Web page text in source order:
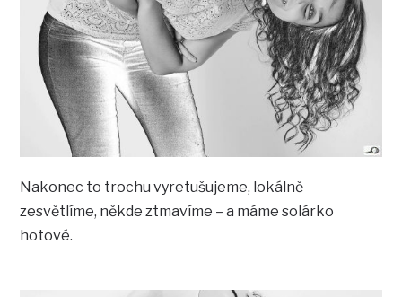
Nakonec to trochu vyretušujeme, lokálně
zesvětlíme, někde ztmavíme – a máme solárko
hotové.